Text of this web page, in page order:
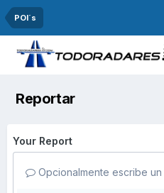
POI´s
Reportar
Your Report
Opcionalmente escribe